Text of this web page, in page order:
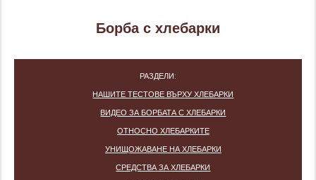
Борба с хлебарки
РАЗДЕЛИ:
НАШИТЕ ТЕСТОВЕ ВЪРХУ ХЛЕБАРКИ
ВИДЕО ЗА БОРБАТА С ХЛЕБАРКИ
ОТНОСНО ХЛЕБАРКИТЕ
УНИЩОЖАВАНЕ НА ХЛЕБАРКИ
СРЕДСТВА ЗА ХЛЕБАРКИ